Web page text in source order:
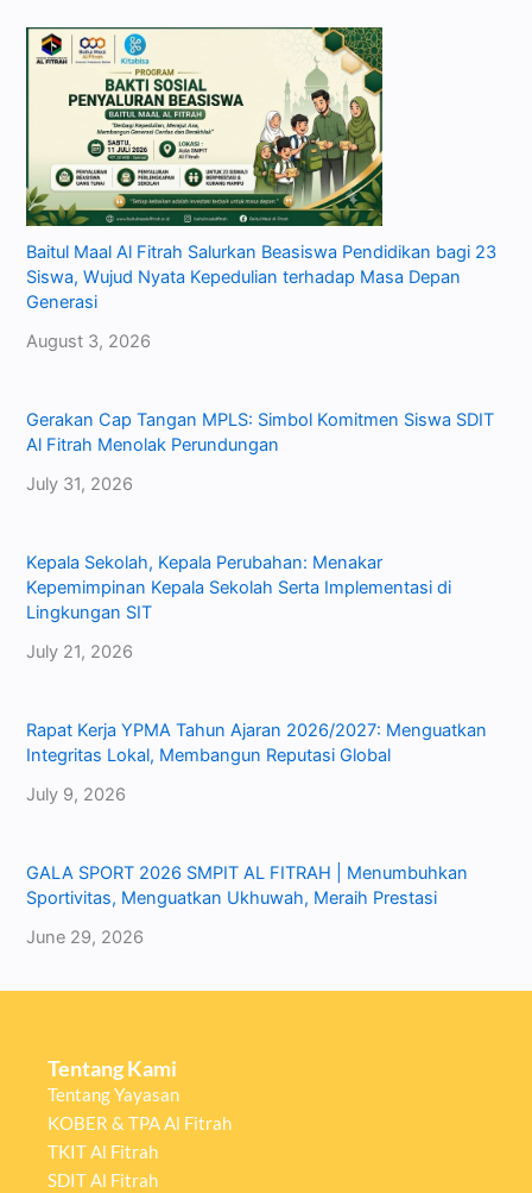
Baitul Maal Al Fitrah Salurkan Beasiswa Pendidikan bagi 23
Siswa, Wujud Nyata Kepedulian terhadap Masa Depan
Generasi
August 3, 2026
Gerakan Cap Tangan MPLS: Simbol Komitmen Siswa SDIT
Al Fitrah Menolak Perundungan
July 31, 2026
Kepala Sekolah, Kepala Perubahan: Menakar
Kepemimpinan Kepala Sekolah Serta Implementasi di
Lingkungan SIT
July 21, 2026
Rapat Kerja YPMA Tahun Ajaran 2026/2027: Menguatkan
Integritas Lokal, Membangun Reputasi Global
July 9, 2026
GALA SPORT 2026 SMPIT AL FITRAH | Menumbuhkan
Sportivitas, Menguatkan Ukhuwah, Meraih Prestasi
June 29, 2026
Tentang Kami
Tentang Yayasan
KOBER & TPA Al Fitrah
TKIT Al Fitrah
SDIT Al Fitrah